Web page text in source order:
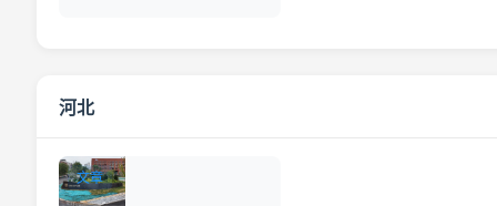
河北
文章